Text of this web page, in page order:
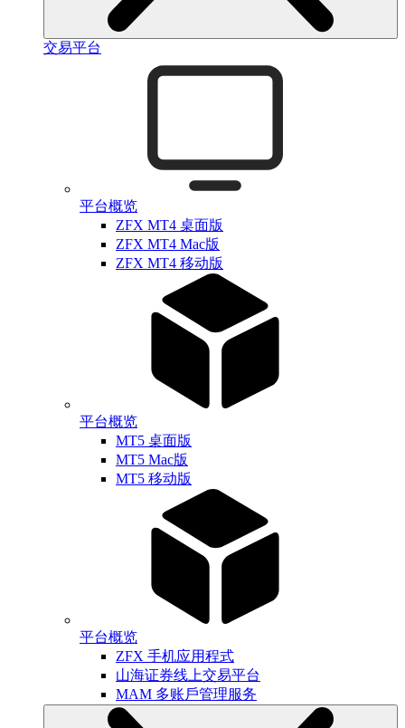
交易平台
平台概览
ZFX MT4 桌面版
ZFX MT4 Mac版
ZFX MT4 移动版
平台概览
MT5 桌面版
MT5 Mac版
MT5 移动版
平台概览
ZFX 手机应用程式
山海证券线上交易平台
MAM 多账戶管理服务